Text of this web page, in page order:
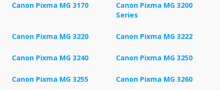
Canon Pixma MG 3170
Canon Pixma MG 3200
Series
Canon Pixma MG 3220 Canon Pixma MG 3222
Canon Pixma MG 3240 Canon Pixma MG 3250
Canon Pixma MG 3255 Canon Pixma MG 3260